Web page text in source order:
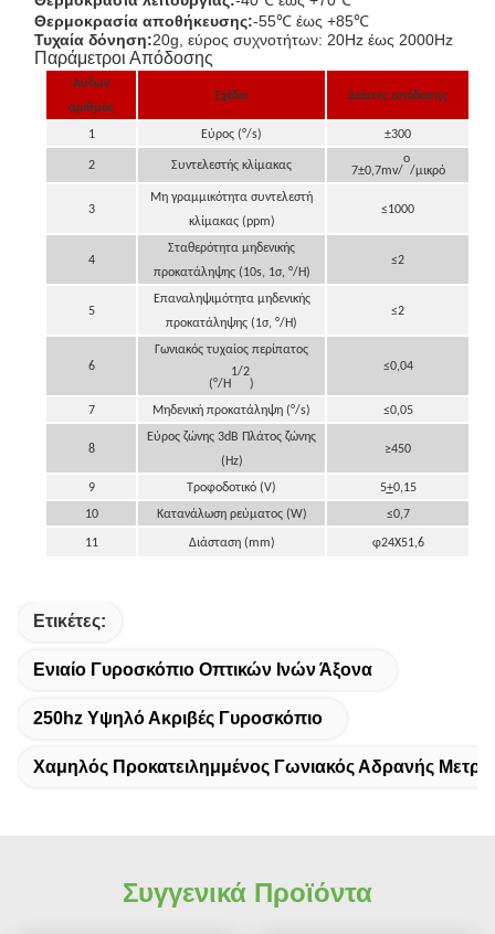
Θερμοκρασία αποθήκευσης:-55℃ έως +85℃
Τυχαία δόνηση:20g, εύρος συχνοτήτων: 20Hz έως 2000Hz
Παράμετροι Απόδοσης
Αύξων
αριθμός
Σχέδιο Δείκτες απόδοσης
1 Εύρος (°/s) ±300
2 Συντελεστής κλίμακας 7±0,7mv/
ο
/μικρό
3
Μη γραμμικότητα συντελεστή
κλίμακας (ppm)
≤1000
4
Σταθερότητα μηδενικής
προκατάληψης (10s, 1σ, °/H)
≤2
5
Επαναληψιμότητα μηδενικής
προκατάληψης (1σ, °/H)
≤2
6
Γωνιακός τυχαίος περίπατος
(°/H
1/2
)
≤0,04
7 Μηδενική προκατάληψη (°/s) ≤0,05
8
Εύρος ζώνης 3dB Πλάτος ζώνης
(Hz)
≥450
9 Τροφοδοτικό (V) 5+0,15
10
Κατανάλωση ρεύματος (W) ≤0,7
11 Διάσταση (mm) φ24Χ51,6
Ετικέτες:
Ενιαίο Γυροσκόπιο Οπτικών Ινών Άξονα
250hz Υψηλό Ακριβές Γυροσκόπιο
Χαμηλός Προκατειλημμένος Γωνιακός Αδρανής
Συγγενικά Προϊόντα